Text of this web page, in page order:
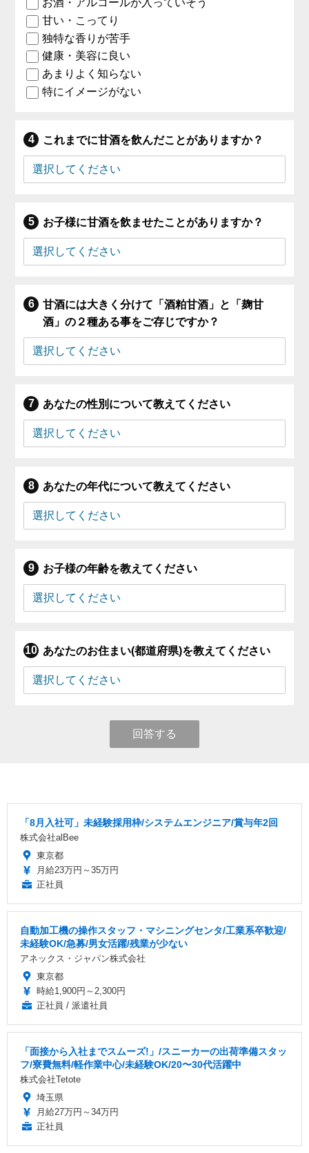
お酒・アルコールが入っていそう
甘い・こってり
独特な香りが苦手
健康・美容に良い
あまりよく知らない
特にイメージがない
これまでに甘酒を飲んだことがありますか？
お子様に甘酒を飲ませたことがありますか？
甘酒には大きく分けて「酒粕甘酒」と「麹甘
酒」の２種ある事をご存じですか？
あなたの性別について教えてください
あなたの年代について教えてください
お子様の年齢を教えてください
あなたのお住まい(都道府県)を教えてください
回答する
「8月入社可」未経験採用枠/システムエンジニア/賞与年2回
株式会社alBee
東京都
月給23万円～35万円
正社員
自動加工機の操作スタッフ・マシニングセンタ/工業系卒歓迎/
未経験OK/急募/男女活躍/残業が少ない
アネックス・ジャパン株式会社
東京都
時給1,900円～2,300円
正社員 / 派遣社員
「面接から入社までスムーズ!」/スニーカーの出荷準備スタッ
フ/寮費無料/軽作業中心/未経験OK/20〜30代活躍中
株式会社Tetote
埼玉県
月給27万円～34万円
正社員